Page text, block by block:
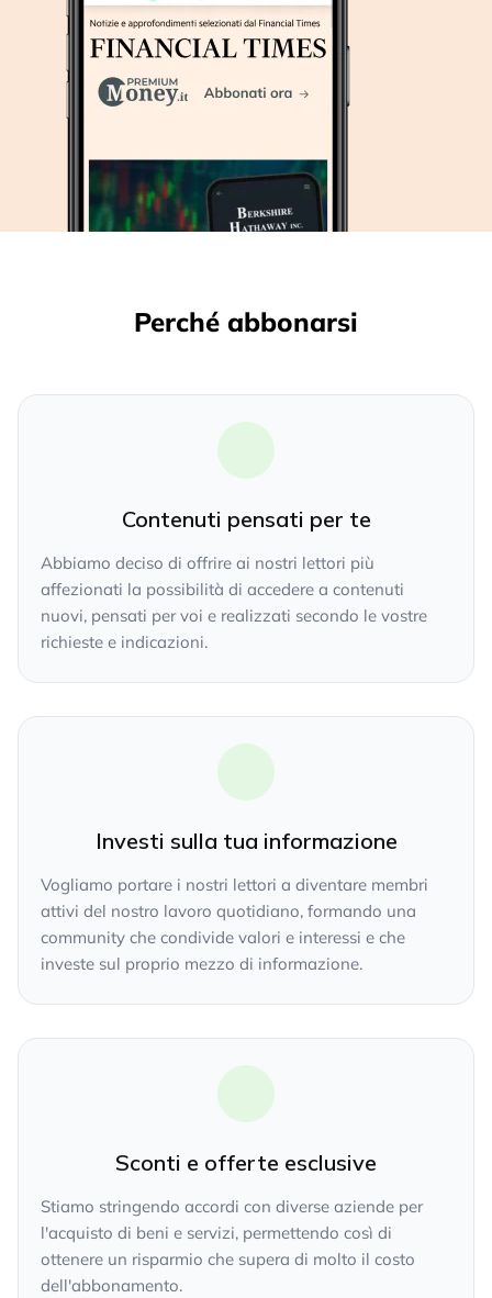
Perché abbonarsi
Contenuti pensati per te
Abbiamo deciso di offrire ai nostri lettori più
affezionati la possibilità di accedere a contenuti
nuovi, pensati per voi e realizzati secondo le vostre
richieste e indicazioni.
Investi sulla tua informazione
Vogliamo portare i nostri lettori a diventare membri
attivi del nostro lavoro quotidiano, formando una
community che condivide valori e interessi e che
investe sul proprio mezzo di informazione.
Sconti e offerte esclusive
Stiamo stringendo accordi con diverse aziende per
l'acquisto di beni e servizi, permettendo così di
ottenere un risparmio che supera di molto il costo
dell'abbonamento.